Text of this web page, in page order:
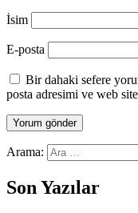
İsim
E-posta
Bir dahaki sefere
posta adresimi ve web
Arama:
Son Yazılar